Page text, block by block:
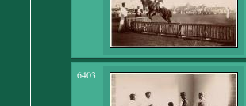
6403